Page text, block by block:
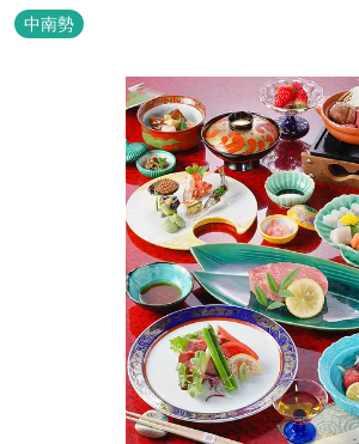
気で、週末は多くのキャンパーでにぎわって
タイプのテントサイトがある。展望台からは
込みOK！あらかじめご...
中南勢